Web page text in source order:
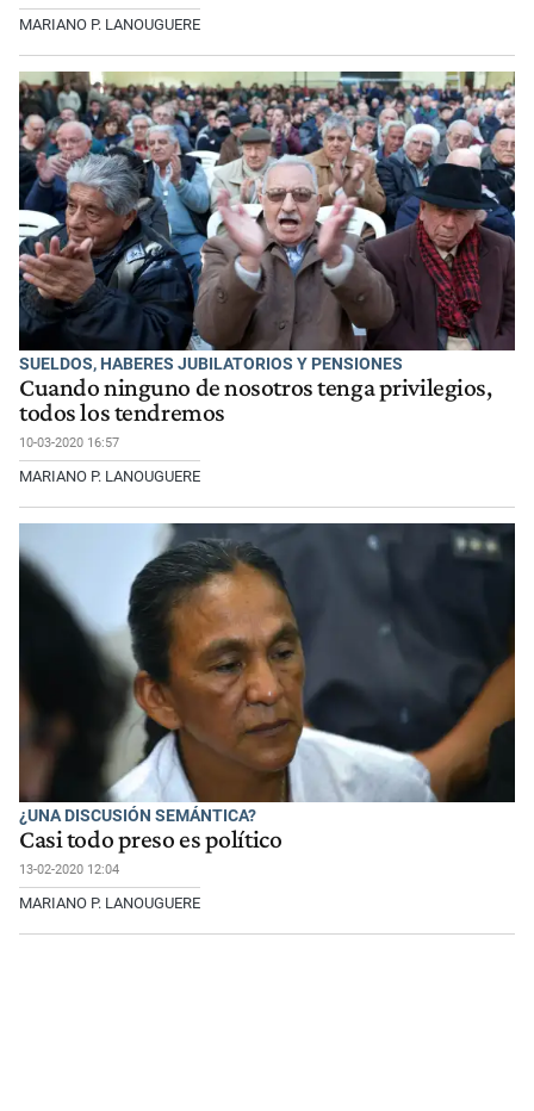
MARIANO P. LANOUGUERE
SUELDOS, HABERES JUBILATORIOS Y PENSIONES
Cuando ninguno de nosotros tenga privilegios,
todos los tendremos
10-03-2020 16:57
MARIANO P. LANOUGUERE
¿UNA DISCUSIÓN SEMÁNTICA?
Casi todo preso es político
13-02-2020 12:04
MARIANO P. LANOUGUERE